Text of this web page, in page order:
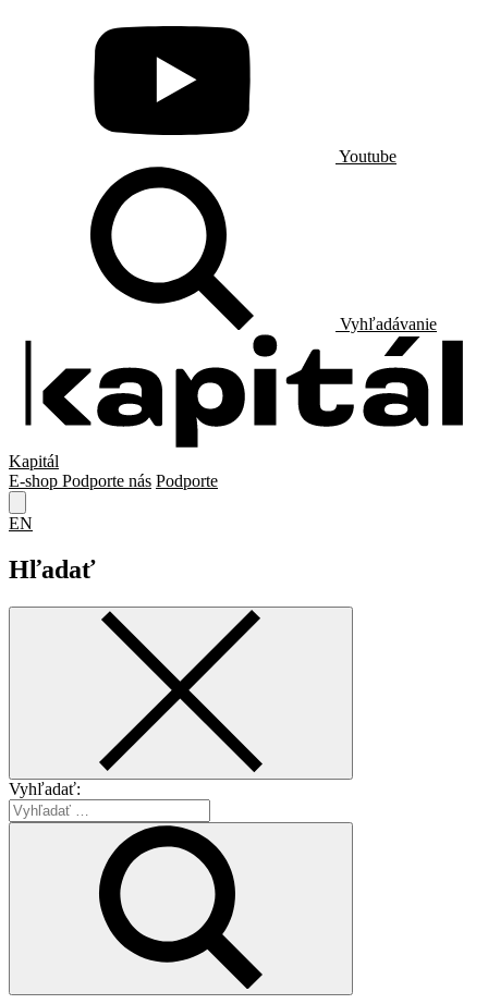
Youtube
Vyhľadávanie
Kapitál
E-shop Podporte nás Podporte
EN
Hľadať
Vyhľadať: